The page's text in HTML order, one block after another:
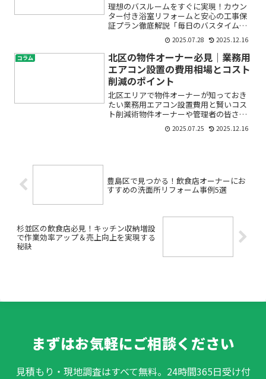
理想のバスルームをすぐに実現！カウン
ター付き浴室リフォームと安心の工事保
証プラン徹底解説「毎日のバスタイムを
もっと快適にしたい」「古くなった浴室
をきれいにしたいけど、どこに相談すれ
ばいいの？」「急なトラブルで至急リフ
ォームが必要…」そんなお...
2025.07.28 2025.12.16
コラム
北区の物件オーナー必見｜業務用
エアコン設置の費用相場とコスト
削減のポイント
北区エリアで物件オーナーが知っておき
たい業務用エアコン設置費用と賢いコス
ト削減術物件オーナーや管理者の皆さま
へ。「北区で業務用エアコンを設置した
いけど、費用がどれくらいかかるのか分
2025.07.25 2025.12.16
豊島区で見つかる！飲食店オーナーにお
すすめの洗面所リフォーム事例5選
杉並区の飲食店必見！キッチン収納増設
で作業効率アップ＆売上向上を実現する
秘訣
まずはお気軽にご相談ください
見積もり・現地調査はすべて無料。24時間365日受け付